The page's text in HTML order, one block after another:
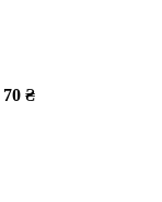
70 ₴